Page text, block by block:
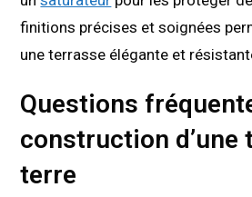
finitions précises et soignées
une terrasse élégante et
Questions
construction d’une
terre